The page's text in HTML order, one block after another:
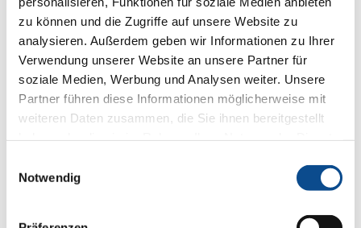
zu können und die Zugriffe auf unsere Website zu
analysieren. Außerdem geben wir Informationen zu Ihrer
Verwendung unserer Website an unsere Partner für
soziale Medien, Werbung und Analysen weiter. Unsere
Partner führen diese Informationen möglicherweise mit
weiteren Daten zusammen, die Sie ihnen bereitgestellt
Notwendig
Friedrich-Schmid-Straße 165
2754 Waldegg / Wopfing
Tel.: 02633/401-130
Fax: 02633/401-111
p.schmid@
www.austrotherm.com